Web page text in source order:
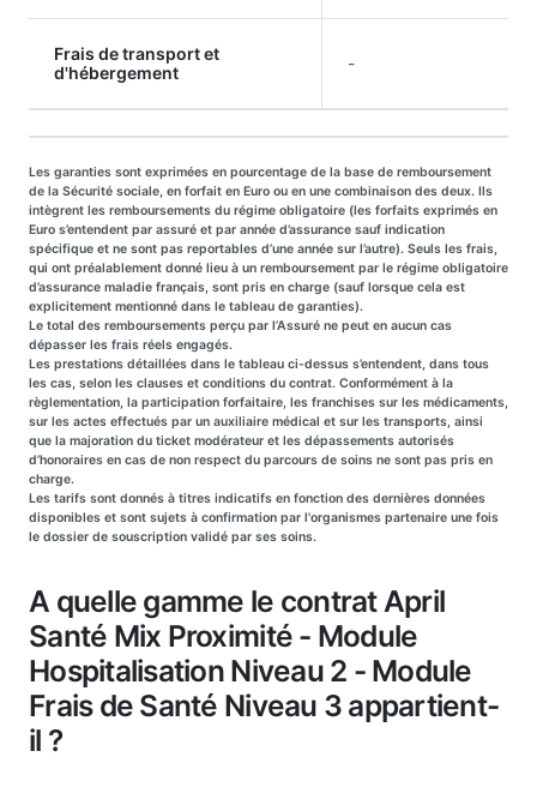
Frais de transport et
d'hébergement
-
Les garanties sont exprimées en pourcentage de la base de remboursement
de la Sécurité sociale, en forfait en Euro ou en une combinaison des deux. Ils
intègrent les remboursements du régime obligatoire (les forfaits exprimés en
Euro s’entendent par assuré et par année d’assurance sauf indication
spécifique et ne sont pas reportables d’une année sur l’autre). Seuls les frais,
qui ont préalablement donné lieu à un remboursement par le régime obligatoire
d’assurance maladie français, sont pris en charge (sauf lorsque cela est
explicitement mentionné dans le tableau de garanties).
Le total des remboursements perçu par l’Assuré ne peut en aucun cas
dépasser les frais réels engagés.
Les prestations détaillées dans le tableau ci-dessus s’entendent, dans tous
les cas, selon les clauses et conditions du contrat. Conformément à la
règlementation, la participation forfaitaire, les franchises sur les médicaments,
sur les actes effectués par un auxiliaire médical et sur les transports, ainsi
que la majoration du ticket modérateur et les dépassements autorisés
d’honoraires en cas de non respect du parcours de soins ne sont pas pris en
charge.
Les tarifs sont donnés à titres indicatifs en fonction des dernières données
disponibles et sont sujets à confirmation par l'organismes partenaire une fois
le dossier de souscription validé par ses soins.
A quelle gamme le contrat April
Santé Mix Proximité - Module
Hospitalisation Niveau 2 - Module
Frais de Santé Niveau 3 appartient-
il ?